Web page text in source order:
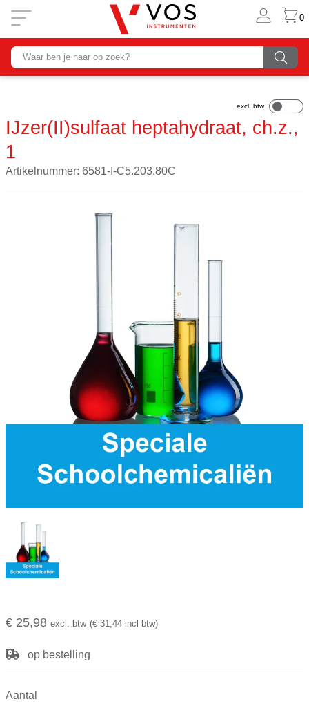
0
IJzer(II)sulfaat heptahydraat, ch.z.,
1
Artikelnummer: 6581-I-C5.203.80C
€ 25,98 excl. btw (€ 31,44 incl btw)
op bestelling
Aantal